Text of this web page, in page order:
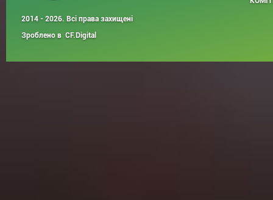
2014 - 2026. Всі права захищені
Зроблено в CF.Digital